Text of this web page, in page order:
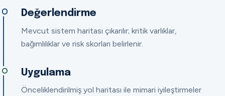
Değerlendirme
Mevcut sistem haritası çıkarılır; kritik varlıklar,
bağımlılıklar ve risk skorları belirlenir.
Uygulama
Önceliklendirilmiş yol haritası ile mimari iyileştirmeler